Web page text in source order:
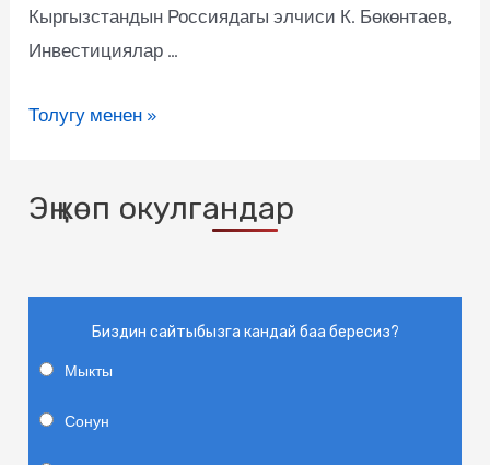
Кыргызстандын Россиядагы элчиси К. Бөкөнтаев,
Инвестициялар …
Толугу менен »
Эң көп окулгандар
Биздин сайтыбызга кандай баа бересиз?
Мыкты
Сонун